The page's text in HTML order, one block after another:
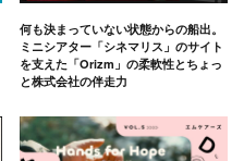
何も決まっていない状態からの船出。
ミニシアター「シネマリス」のサイト
を支えた「Orizm」の柔軟性とちょっ
と株式会社の伴走力